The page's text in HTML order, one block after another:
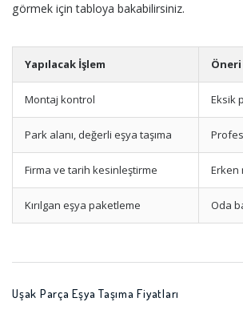
görmek için tabloya bakabilirsiniz.
Yapılacak İşlem Öneri
Montaj kontrol Eksik
Park alanı, değerli eşya taşıma
Firma ve tarih kesinleştirme Erken
Kırılgan eşya paketleme Oda
Uşak Parça Eşya Taşıma Fiyatları